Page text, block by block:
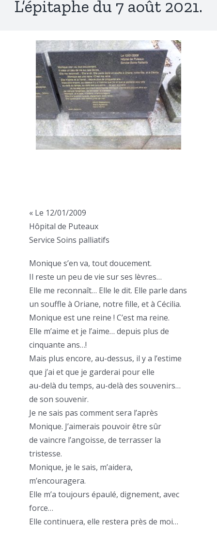
L’épitaphe du 7 août 2021.
« Le 12/01/2009
Hôpital de Puteaux
Service Soins palliatifs
Monique s’en va, tout doucement.
Il reste un peu de vie sur ses lèvres…
Elle me reconnaît… Elle le dit. Elle parle dans
un souffle à Oriane, notre fille, et à Cécilia.
Monique est une reine ! C’est ma reine.
Elle m’aime et je l’aime… depuis plus de
cinquante ans…!
Mais plus encore, au-dessus, il y a l’estime
que j’ai et que je garderai pour elle
au-delà du temps, au-delà des souvenirs…
de son souvenir.
Je ne sais pas comment sera l’après
Monique. J’aimerais pouvoir être sûr
de vaincre l’angoisse, de terrasser la
tristesse.
Monique, je le sais, m’aidera,
m’encouragera.
Elle m’a toujours épaulé, dignement, avec
force…
Elle continuera, elle restera près de moi…